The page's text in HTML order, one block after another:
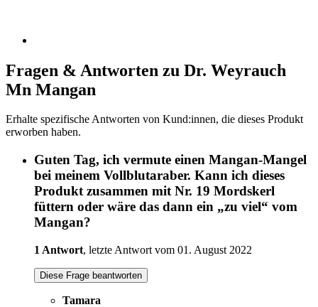
Fragen & Antworten zu Dr. Weyrauch
Mn Mangan
Erhalte spezifische Antworten von Kund:innen, die dieses Produkt
erworben haben.
Guten Tag, ich vermute einen Mangan-Mangel
bei meinem Vollblutaraber. Kann ich dieses
Produkt zusammen mit Nr. 19 Mordskerl
füttern oder wäre das dann ein „zu viel“ vom
Mangan?
1 Antwort, letzte Antwort vom 01. August 2022
Diese Frage beantworten
Tamara